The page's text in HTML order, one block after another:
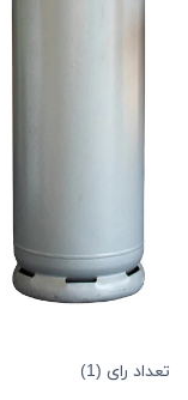
تعداد رای (1)